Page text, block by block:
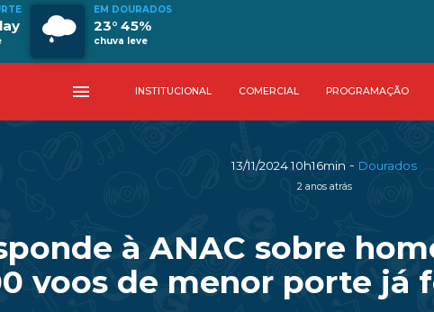
EM DOURADOS
23° 45%
chuva leve
menu INSTITUCIONAL COMERCIAL PROGRAMAÇÃO
13/11/2024 10h16min - Dourados
2 anos atrás
à ANAC sobre
voos de menor porte já